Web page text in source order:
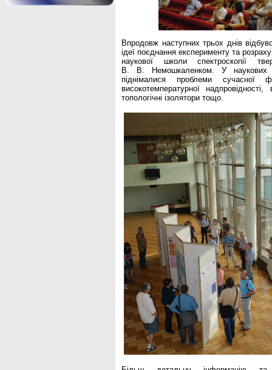
Впродовж наступних трьох днів
ідеї поєднання експерименту та
наукової школи спектроскопії
В. В. Немошкаленком. У наукових
піднімалися проблеми
високотемпературної
топологічні ізолятори тощо.